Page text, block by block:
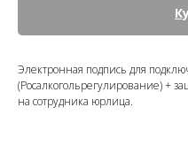
Электронная подпись для
(Росалкогольрегулирование) +
на сотрудника юрлица.